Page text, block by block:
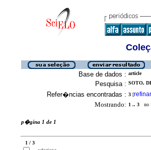
Base de dados : article
Pesquisa : SOTO,
Refer�ncias encontradas : 3 [refinar
Mostrando: 1 .. 3 no
p�gina 1 de 1
1 / 3